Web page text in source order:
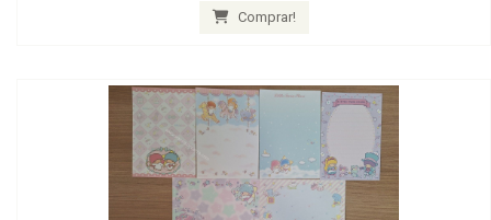
Comprar!